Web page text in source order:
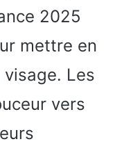
2025
mettre en
Les
vers